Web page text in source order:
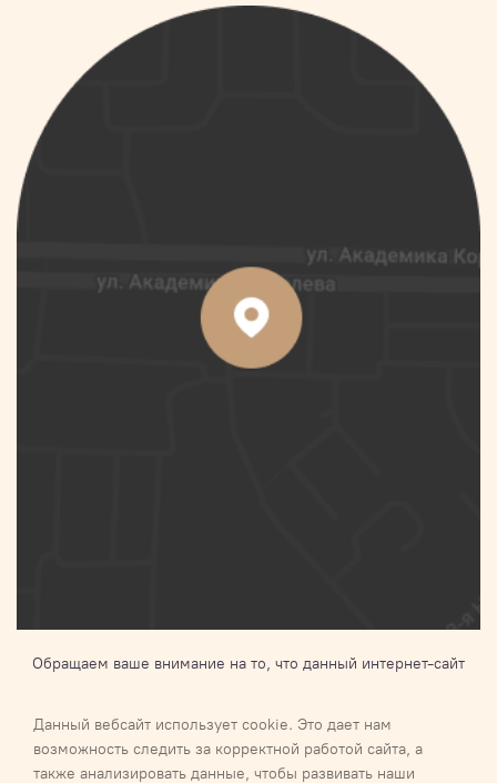
Данный вебсайт использует cookie. Это дает нам
возможность следить за корректной работой сайта, а
также анализировать данные, чтобы развивать наши
Обращаем ваше внимание на то, что данный интернет-сайт
определяемой положениями Статьи 437 п.2 Гражданского
кодекса Российской Федерации.Для получения подробной